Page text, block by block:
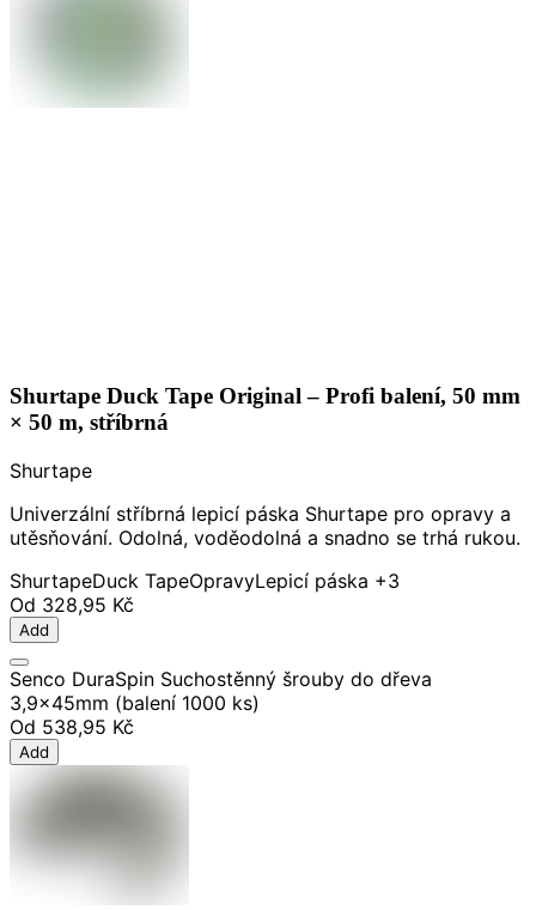
Shurtape Duck Tape Original – Profi balení, 50 mm
× 50 m, stříbrná
Shurtape
Univerzální stříbrná lepicí páska Shurtape pro opravy a
utěsňování. Odolná, voděodolná a snadno se trhá rukou.
ShurtapeDuck TapeOpravyLepicí páska +3
Od 328,95 Kč
Add
Senco DuraSpin Suchostěnný šrouby do dřeva
3,9x45mm (balení 1000 ks)
Od 538,95 Kč
Add